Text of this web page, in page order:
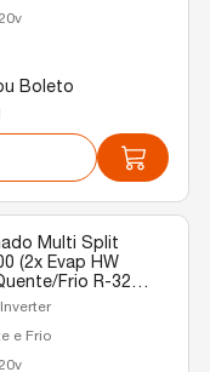
Boleto
Multi Split
(2x Evap HW
Frio R-32
e Frio